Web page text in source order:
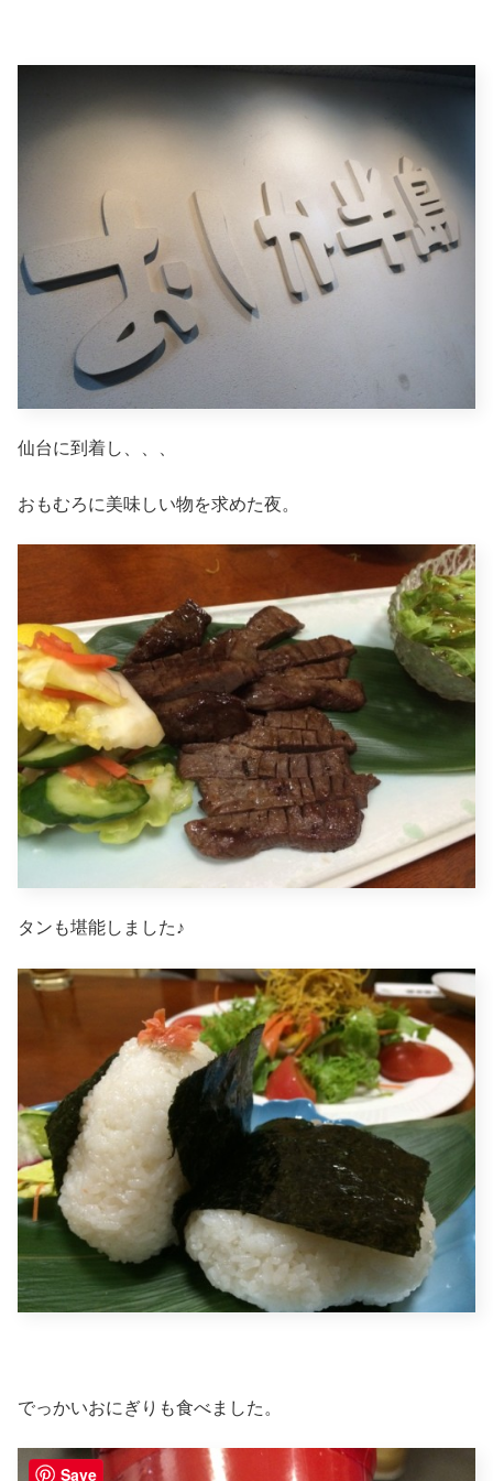
仙台に到着し、、、
おもむろに美味しい物を求めた夜。
タンも堪能しました♪
でっかいおにぎりも食べました。
Save